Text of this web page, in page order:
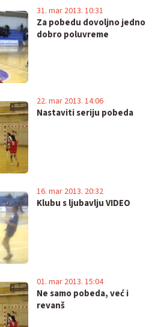
Za pobedu dovoljno jedno
dobro poluvreme
31. mar 2013. 10:31
Nastaviti seriju pobeda
22. mar 2013. 14:06
Klubu s ljubavlju VIDEO
16. mar 2013. 20:32
Ne samo pobeda, već i
revanš
01. mar 2013. 15:04